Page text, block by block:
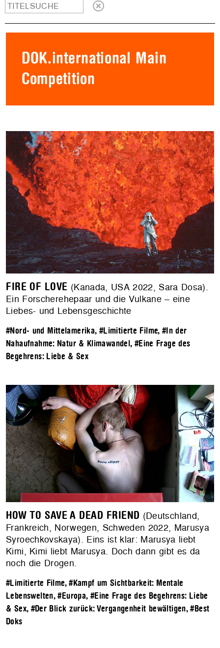
DOK.international Main
Competition
FIRE OF LOVE (Kanada, USA 2022, Sara Dosa).
Ein Forscherehepaar und die Vulkane – eine
Liebes- und Lebensgeschichte
#Nord- und Mittelamerika, #Limitierte Filme, #In der
Nahaufnahme: Natur & Klimawandel, #Eine Frage des
Begehrens: Liebe & Sex
HOW TO SAVE A DEAD FRIEND (Deutschland,
Frankreich, Norwegen, Schweden 2022, Marusya
Syroechkovskaya). Eins ist klar: Marusya liebt
Kimi, Kimi liebt Marusya. Doch dann gibt es da
noch die Drogen.
#Limitierte Filme,#Kampf um Sichtbarkeit: Mentale
Lebenswelten,#Europa, #Eine Frage des Begehrens: Liebe
& Sex, #Der Blick zurück: Vergangenheit bewältigen,#Best
Doks